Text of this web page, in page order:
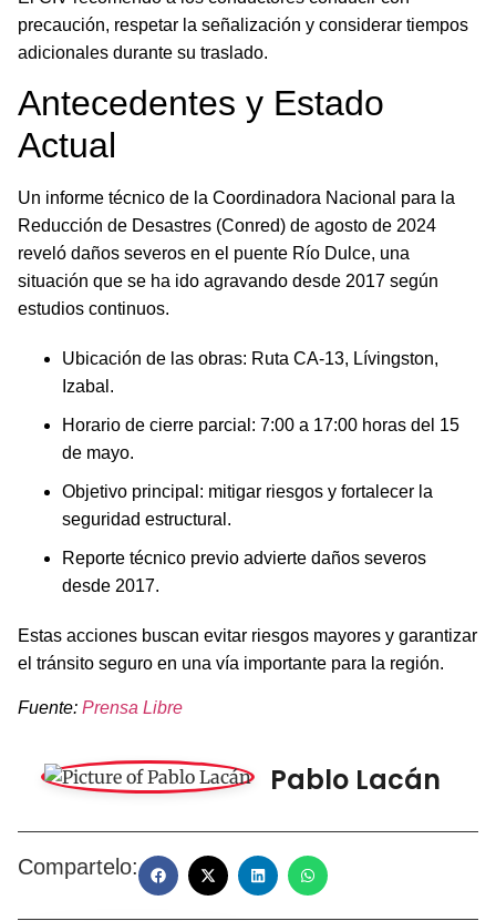
precaución, respetar la señalización y considerar tiempos
adicionales durante su traslado.
Antecedentes y Estado
Actual
Un informe técnico de la Coordinadora Nacional para la
Reducción de Desastres (Conred) de agosto de 2024
reveló daños severos en el puente Río Dulce, una
situación que se ha ido agravando desde 2017 según
estudios continuos.
Ubicación de las obras: Ruta CA-13, Lívingston,
Izabal.
Horario de cierre parcial: 7:00 a 17:00 horas del 15
de mayo.
Objetivo principal: mitigar riesgos y fortalecer la
seguridad estructural.
Reporte técnico previo advierte daños severos
desde 2017.
Estas acciones buscan evitar riesgos mayores y garantizar
el tránsito seguro en una vía importante para la región.
Fuente: Prensa Libre
Pablo Lacán
Compartelo: